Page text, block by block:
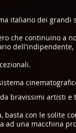
italiano dei
che continuino a
bravissimi artisti
basta con le solite
ad una macchina